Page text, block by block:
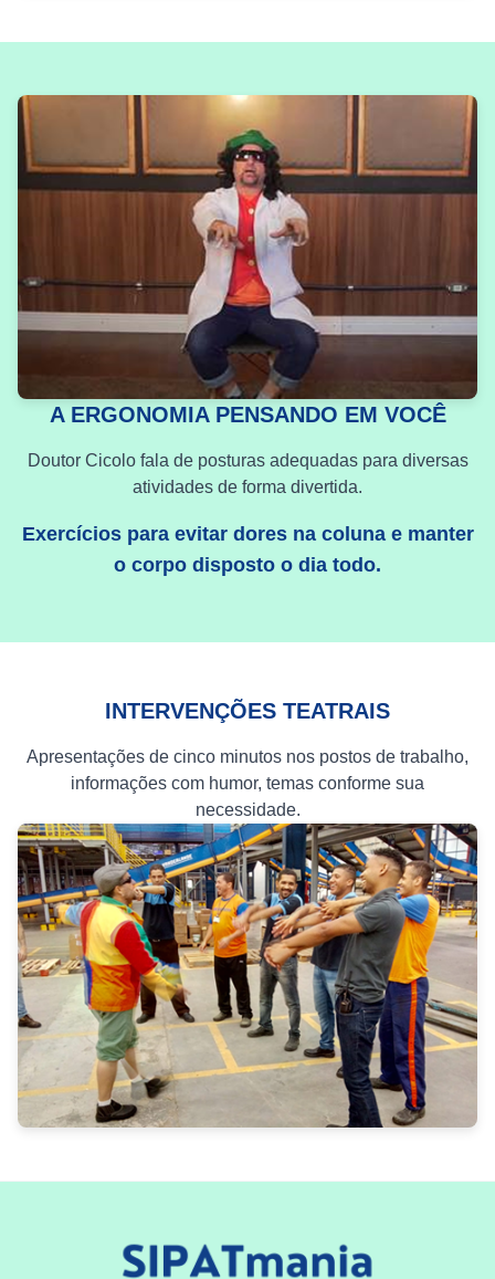
A ERGONOMIA PENSANDO EM VOCÊ
Doutor Cicolo fala de posturas adequadas para diversas
atividades de forma divertida.
Exercícios para evitar dores na coluna e manter
o corpo disposto o dia todo.
INTERVENÇÕES TEATRAIS
Apresentações de cinco minutos nos postos de trabalho,
informações com humor, temas conforme sua
necessidade.